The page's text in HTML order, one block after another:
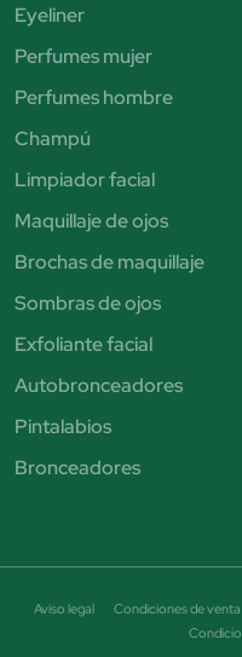
Eyeliner
Perfumes mujer
Perfumes hombre
Champú
Limpiador facial
Maquillaje de ojos
Brochas de maquillaje
Sombras de ojos
Exfoliante facial
Autobronceadores
Pintalabios
Bronceadores
Aviso legal Condiciones de venta